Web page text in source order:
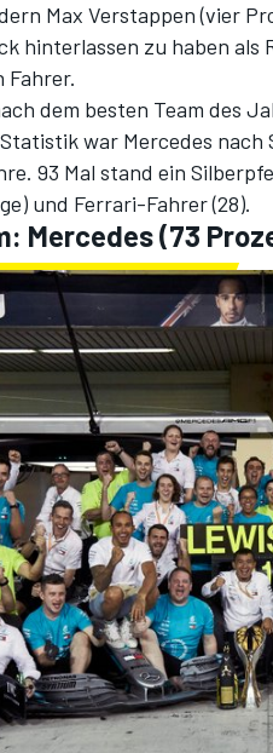
Max Verstappen (vier
hinterlassen zu haben
Fahrer.
dem besten Team des
war Mercedes nach
93 Mal stand ein
und Ferrari-Fahrer (28).
Mercedes (73